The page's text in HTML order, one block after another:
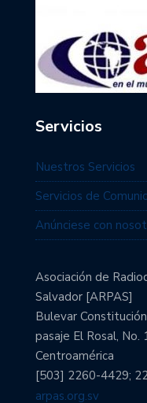
Servicios
Nuestros Servicios
Servicios de
Anúnciese con
Asociación de
Salvador [ARPAS]
Bulevar
pasaje El Rosal, No.
Centroamérica
[503] 2260-4429;
arpas.org.sv